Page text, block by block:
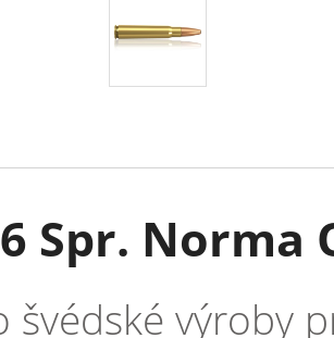
Spr. Norma
švédské výroby